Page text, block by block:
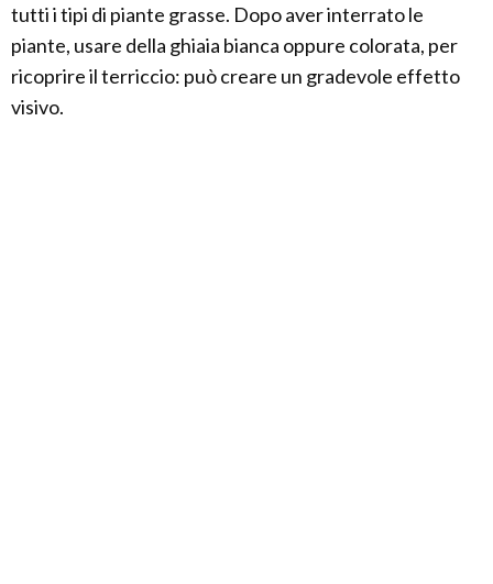
tutti i tipi di piante grasse. Dopo aver interrato le
piante, usare della ghiaia bianca oppure colorata, per
ricoprire il terriccio: può creare un gradevole effetto
visivo.